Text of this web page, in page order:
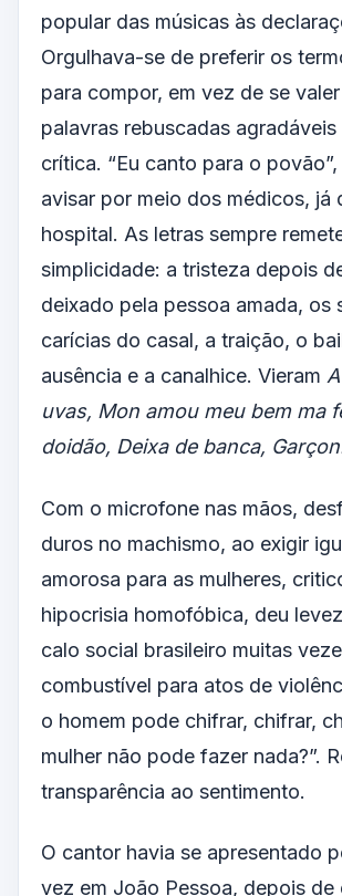
popular das músicas às
Orgulhava-se de preferir os
para compor, em vez de se
palavras rebuscadas agradáveis
crítica. “Eu canto para o
avisar por meio dos médicos, já
hospital. As letras sempre
simplicidade: a tristeza depois
deixado pela pessoa amada, os
carícias do casal, a traição, o
ausência e a canalhice. Vieram
uvas, Mon amou meu bem ma
doidão, Deixa de banca,
Com o microfone nas mãos,
duros no machismo, ao exigir
amorosa para as mulheres,
hipocrisia homofóbica, deu
calo social brasileiro muitas
combustível para atos de
o homem pode chifrar, chifrar,
mulher não pode fazer nada?”.
transparência ao sentimento.
O cantor havia se apresentado
vez em João Pessoa, depois de